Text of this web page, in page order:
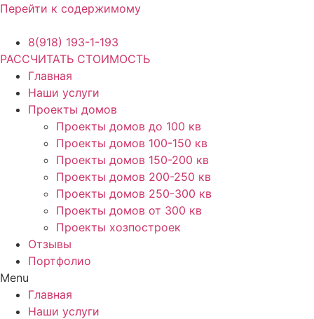
Перейти к содержимому
8(918) 193-1-193
РАССЧИТАТЬ СТОИМОСТЬ
Главная
Наши услуги
Проекты домов
Проекты домов до 100 кв
Проекты домов 100-150 кв
Проекты домов 150-200 кв
Проекты домов 200-250 кв
Проекты домов 250-300 кв
Проекты домов от 300 кв
Проекты хозпостроек
Отзывы
Портфолио
Menu
Главная
Наши услуги